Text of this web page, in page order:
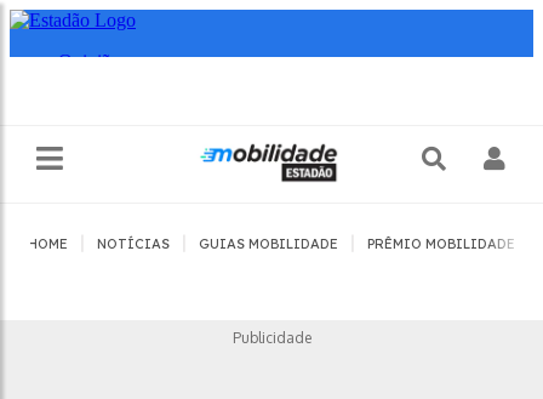
HOME NOTÍCIAS GUIAS MOBILIDADE PRÊMIO MOBILIDADE
Publicidade